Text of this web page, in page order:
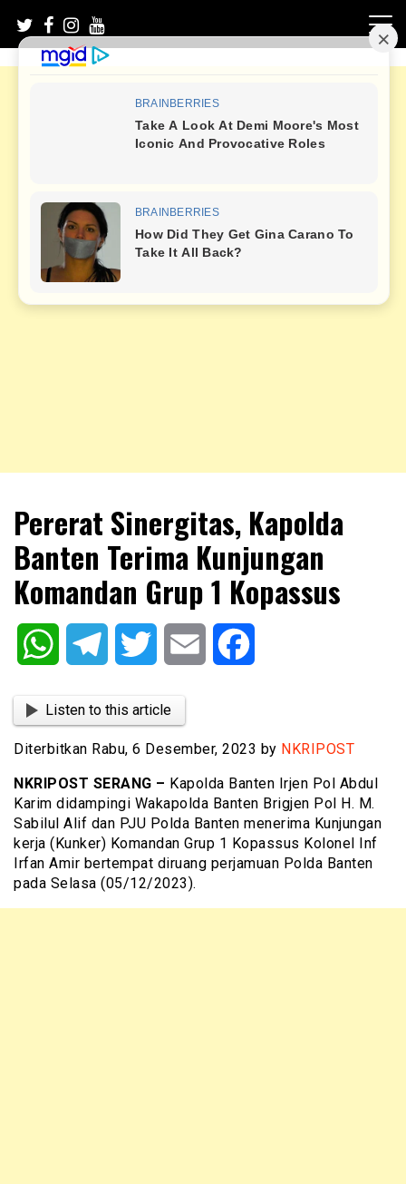
content
NKRIPOST
Pererat Sinergitas, Kapolda
Banten Terima Kunjungan
Komandan Grup 1 Kopassus
WhatsAppTelegram Twitter Email
Listen to this article
Diterbitkan Rabu, 6 Desember, 2023 by NKRIPOST
NKRIPOST SERANG – Kapolda Banten Irjen Pol Abdul
Karim didampingi Wakapolda Banten Brigjen Pol H. M.
Sabilul Alif dan PJU Polda Banten menerima Kunjungan
kerja (Kunker) Komandan Grup 1 Kopassus Kolonel Inf
Irfan Amir bertempat diruang perjamuan Polda Banten
pada Selasa (05/12/2023).